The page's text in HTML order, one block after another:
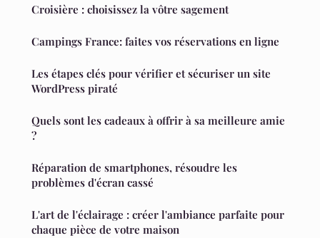
Croisière : choisissez la vôtre sagement
Campings France: faites vos réservations en ligne
Les étapes clés pour vérifier et sécuriser un site
WordPress piraté
Quels sont les cadeaux à offrir à sa meilleure amie
?
Réparation de smartphones, résoudre les
problèmes d'écran cassé
L'art de l'éclairage : créer l'ambiance parfaite pour
chaque pièce de votre maison